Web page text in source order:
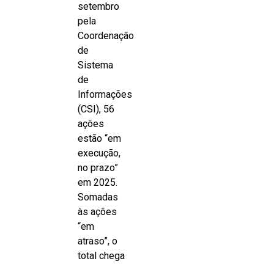
setembro
pela
Coordenação
de
Sistema
de
Informações
(CSI), 56
ações
estão “em
execução,
no prazo”
em 2025.
Somadas
às ações
“em
atraso”, o
total chega